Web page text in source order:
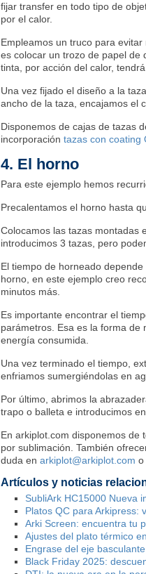
fijar transfer en todo tipo de
por el calor.
Empleamos un truco para
es colocar un trozo de papel de
tinta, por acción del calor,
Una vez fijado el diseño a la
ancho de la taza, encajamos el
Disponemos de cajas de tazas
incorporación tazas con coating
4. El horno
Para este ejemplo hemos
Precalentamos el horno hasta
Colocamos las tazas montadas
introducimos 3 tazas, pero
El tiempo de horneado
horno, en este ejemplo creo
minutos más.
Es importante encontrar el
parámetros. Esa es la forma de
energía consumida.
Una vez terminado el tiempo,
enfriamos sumergiéndolas en
Por último, abrimos la
trapo o balleta e introducimos
En arkiplot.com disponemos de
por sublimación. También
duda en arkiplot@arkiplot.com o
Artículos y noticias
SubliArk HC15000 Nueva
Platos QC para Arkipress:
Arki Screen: encuentra tu
Ajustes del plato térmico
Engrase del eje
Black Friday 2025: